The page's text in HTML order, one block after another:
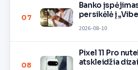
07
Banko
persikėlė į
2026-08-10
08
Pixel 11 Pro
atskleidžia